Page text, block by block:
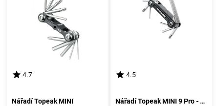
4.7
Nářadí Topeak MINI
4.5
Nářadí Topeak MINI 9 Pro - černé